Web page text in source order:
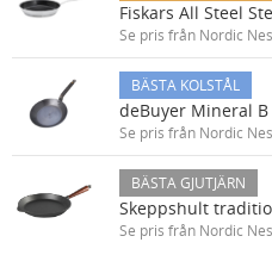
Fiskars All Steel
Se pris från Nordic
BÄSTA KOLSTÅL
deBuyer Mineral
Se pris från Nordic
BÄSTA GJUTJÄRN
Skeppshult
Se pris från Nordic